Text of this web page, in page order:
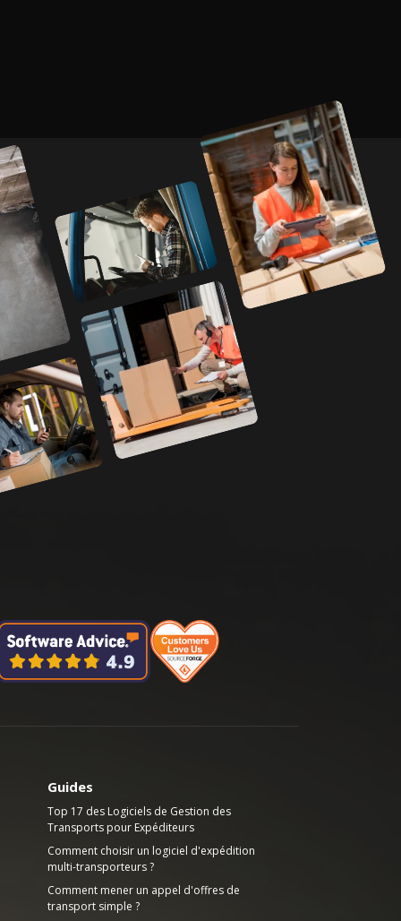
Guides
Top 17 des Logiciels de Gestion des
Transports pour Expéditeurs
Comment choisir un logiciel d'expédition
multi-transporteurs ?
Comment mener un appel d'offres de
transport simple ?